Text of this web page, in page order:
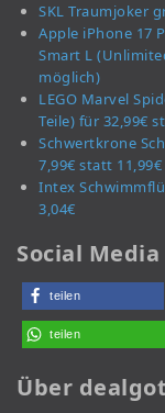
SKL Traumjoker
Apple iPhone 17
Smart L
möglich)
LEGO Marvel
Teile) für 32,99€
Schwertkrone
7,99€ statt 11,99€
Intex
3,04€
Social
teilen
teilen
Über